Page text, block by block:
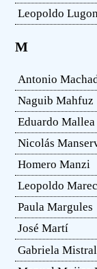
Leopoldo
M
Antonio
Naguib Mahfuz
Eduardo Mallea
Nicolás
Homero Manzi
Leopoldo
Paula Margules
José Martí
Gabriela Mistral